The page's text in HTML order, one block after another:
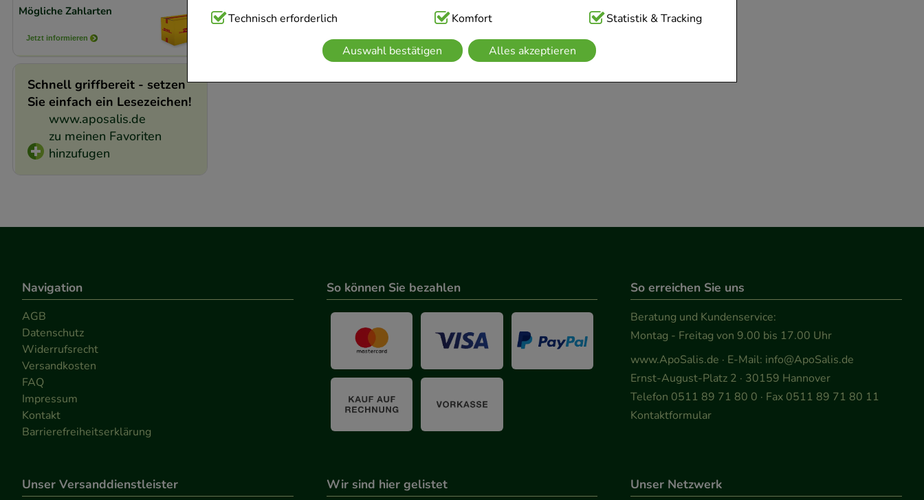
Technisch Notwendig:Hierbei handelt es sich um Cookies, die für die Grundfunktionen unserer
Website notwendig sind (z.B. Navigation, Warenkorb, Kundenkonto), weshalb auf diese nicht
verzichtet werden kann.
Technisch erforderlich Komfort Statistik & Tracking
Auswahl bestätigen Alles akzeptieren
Mögliche Zahlarten
Jetzt informieren
Schnell griffbereit - setzen
Sie einfach ein Lesezeichen!
www.aposalis.de
zu meinen Favoriten
hinzufugen
Navigation
AGB
Datenschutz
Widerrufsrecht
Versandkosten
FAQ
Impressum
Kontakt
Barrierefreiheitserklärung
So können Sie bezahlen So erreichen Sie uns
Beratung und Kundenservice:
Montag - Freitag von 9.00 bis 17.00 Uhr
www.ApoSalis.de · E-Mail: info@ApoSalis.de
Ernst-August-Platz 2 · 30159 Hannover
Telefon 0511 89 71 80 0 · Fax 0511 89 71 80 11
Kontaktformular
Unser Versanddienstleister Wir sind hier gelistet Unser Netzwerk